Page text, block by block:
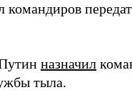
назначил
тыла.